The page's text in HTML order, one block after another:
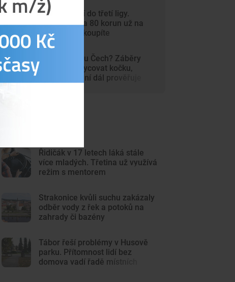
Dynamo míří do třetí ligy.
Vstupenky za 80 korun už na
internetu nekoupíte
Šelma na jihu Čech? Záběry
mohou zachycovat kočku,
policie hlášení dál prověřuje
Řidičák v 17 letech láká stále
více mladých. Třetina už využívá
režim s mentorem
Strakonice kvůli suchu zakázaly
odběr vody z řek a potoků na
zahrady či bazény
Tábor řeší problémy v Husově
parku. Přítomnost lidí bez
domova vadí řadě místních